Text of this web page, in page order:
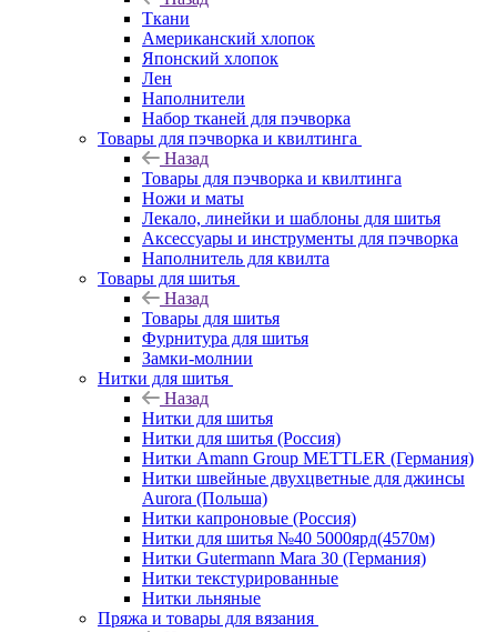
Ткани
Американский хлопок
Японский хлопок
Лен
Наполнители
Набор тканей для пэчворка
Товары для пэчворка и квилтинга
Назад
Товары для пэчворка и квилтинга
Ножи и маты
Лекало, линейки и шаблоны для шитья
Аксессуары и инструменты для пэчворка
Наполнитель для квилта
Товары для шитья
Назад
Товары для шитья
Фурнитура для шитья
Замки-молнии
Нитки для шитья
Назад
Нитки для шитья
Нитки для шитья (Россия)
Нитки Amann Group METTLER (Германия)
Нитки швейные двухцветные для джинсы
Aurora (Польша)
Нитки капроновые (Россия)
Нитки для шитья №40 5000ярд(4570м)
Нитки Gutermann Mara 30 (Германия)
Нитки текстурированные
Нитки льняные
Пряжа и товары для вязания